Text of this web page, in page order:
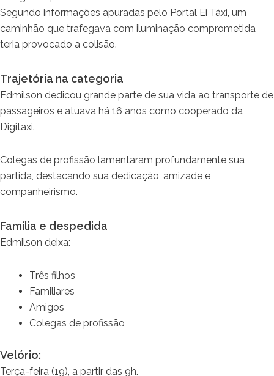
Segundo informações apuradas pelo Portal Ei Táxi, um
caminhão que trafegava com iluminação comprometida
teria provocado a colisão.
Trajetória na categoria
Edmilson dedicou grande parte de sua vida ao transporte de
passageiros e atuava há 16 anos como cooperado da
Digitaxi.
Colegas de profissão lamentaram profundamente sua
partida, destacando sua dedicação, amizade e
companheirismo.
Família e despedida
Edmilson deixa:
Três filhos
Familiares
Amigos
Colegas de profissão
Velório:
Terça-feira (19), a partir das 9h.